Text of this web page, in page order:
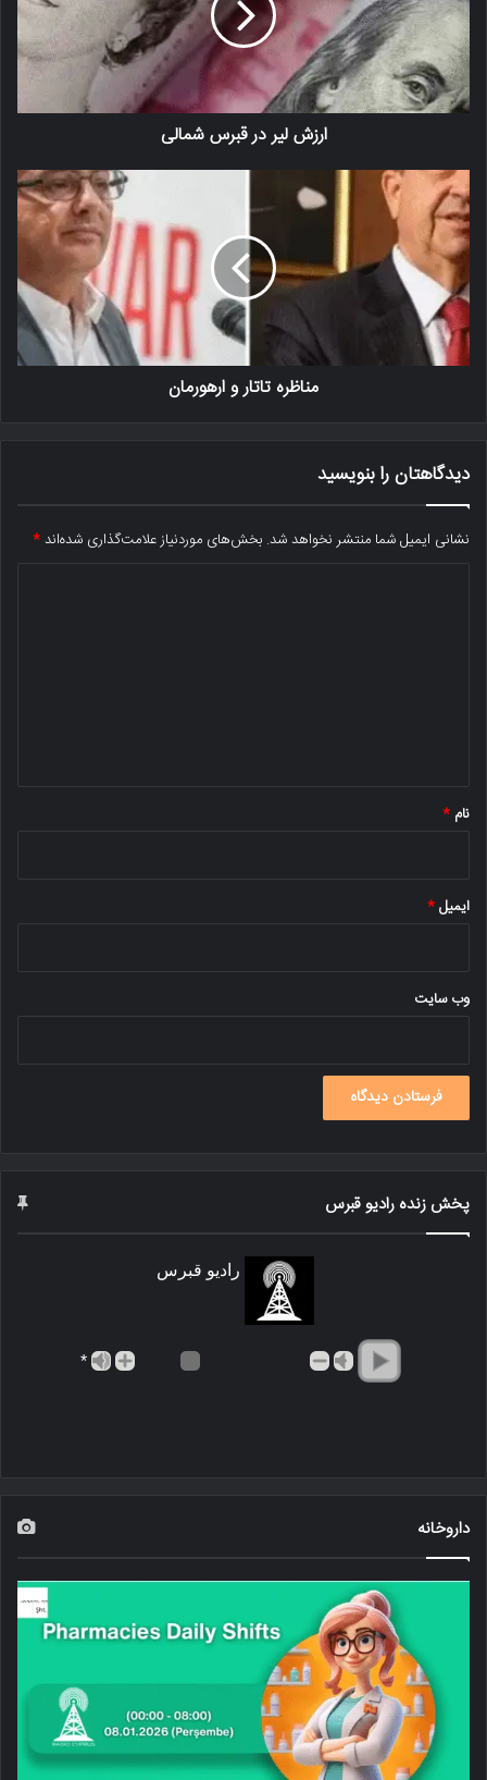
ارزش لیر در قبرس شمالی
مناظره تاتار و ارهورمان
دیدگاهتان را بنویسید
نشانی ایمیل شما منتشر نخواهد شد. بخش‌های موردنیاز علامت‌گذاری شده‌اند*
نام *
ایمیل*
وب‌ سایت
پخش زنده رادیو قبرس
رادیو قبرس
*
داروخانه